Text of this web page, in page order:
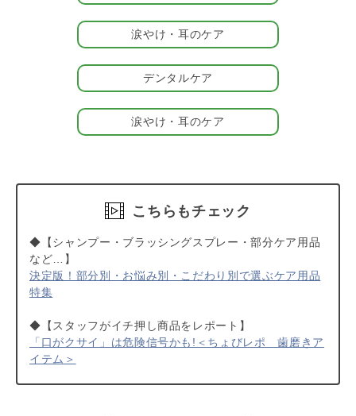
涙やけ・耳のケア
デンタルケア
涙やけ・耳のケア
こちらもチェック
◆【シャンプー・ブラッシングスプレー・部分ケア用品
など…】
決定版！部分別・お悩み別・こだわり別で選ぶケア用品
特集
◆【スタッフがイチ押し商品をレポート】
「口がクサイ」は危険信号かも!＜ちょびレポ 歯磨きア
イテム＞